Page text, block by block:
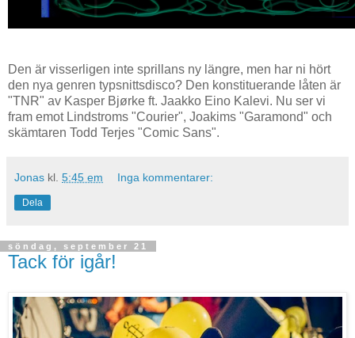
Den är visserligen inte sprillans ny längre, men har ni hört
den nya genren typsnittsdisco? Den konstituerande låten är
"TNR" av Kasper Bjørke ft. Jaakko Eino Kalevi. Nu ser vi
fram emot Lindstroms "Courier", Joakims "Garamond" och
skämtaren Todd Terjes "Comic Sans".
Jonas kl. 5:45 em Inga kommentarer:
Dela
söndag, september 21
Tack för igår!